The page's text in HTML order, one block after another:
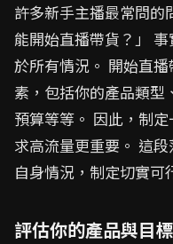
許多新手主播最常問的
能開始直播帶貨？」
於所有情況。 開始直
素，包括你的產品類型
預算等等。 因此，制
求高流量更重要。 這
自身情況，制定切實可
評估你的產品與目